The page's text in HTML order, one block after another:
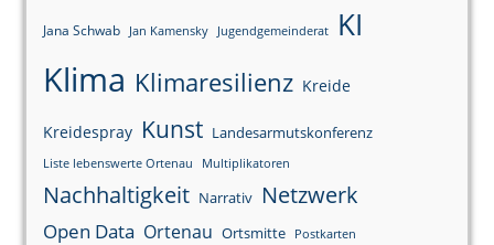
Jana Schwab Jan Kamensky Jugendgemeinderat KI
Klima Klimaresilienz Kreide
Kreidespray Kunst Landesarmutskonferenz
Liste lebenswerte Ortenau Multiplikatoren
Nachhaltigkeit Narrativ Netzwerk
Open Data Ortenau Ortsmitte Postkarten